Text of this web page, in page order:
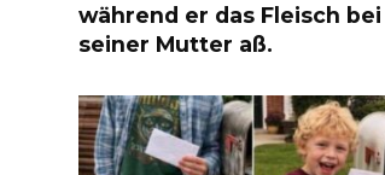
während er das Fleisch bei
seiner Mutter aß.